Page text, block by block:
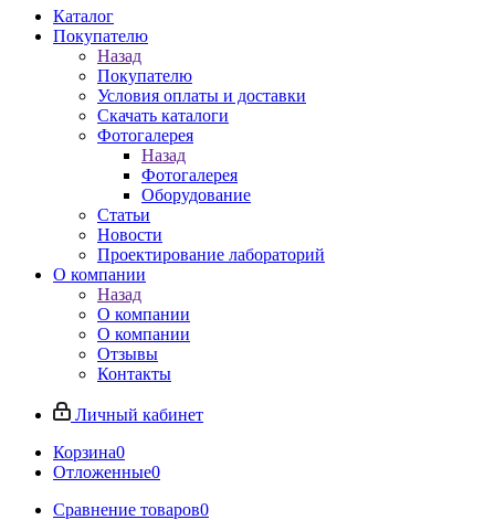
Каталог
Покупателю
Назад
Покупателю
Условия оплаты и доставки
Скачать каталоги
Фотогалерея
Назад
Фотогалерея
Оборудование
Статьи
Новости
Проектирование лабораторий
О компании
Назад
О компании
О компании
Отзывы
Контакты
Личный кабинет
Корзина0
Отложенные0
Сравнение товаров0